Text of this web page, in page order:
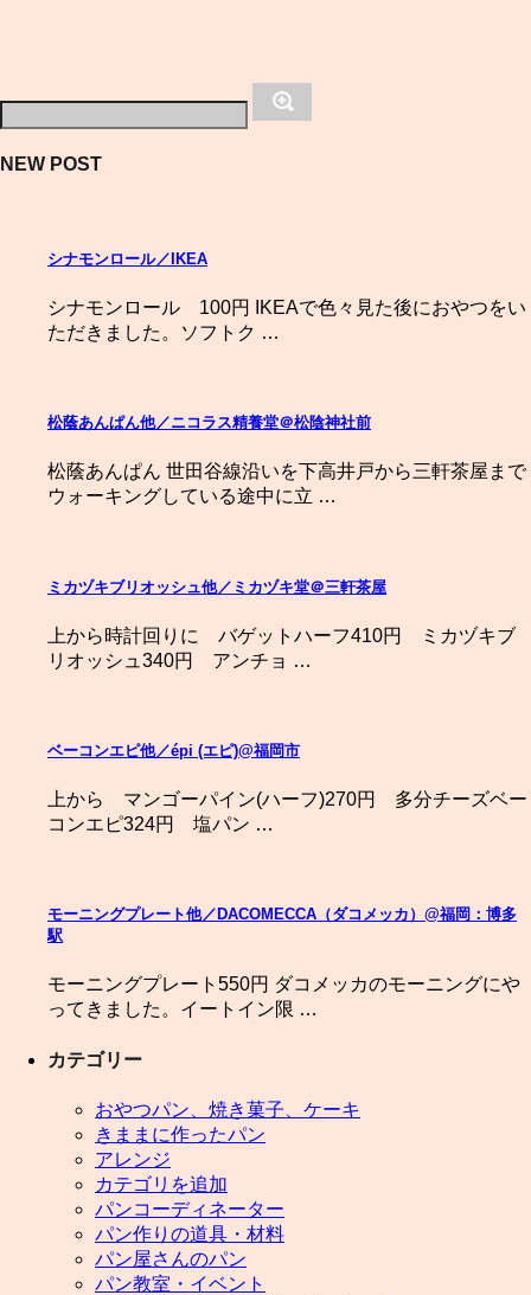
NEW POST
シナモンロール／IKEA
シナモンロール 100円 IKEAで色々見た後におやつをい
ただきました。ソフトク …
松蔭あんぱん他／ニコラス精養堂＠松陰神社前
松蔭あんぱん 世田谷線沿いを下高井戸から三軒茶屋まで
ウォーキングしている途中に立 …
ミカヅキブリオッシュ他／ミカヅキ堂＠三軒茶屋
上から時計回りに バゲットハーフ410円 ミカヅキブ
リオッシュ340円 アンチョ …
ベーコンエピ他／épi (エピ)@福岡市
上から マンゴーパイン(ハーフ)270円 多分チーズベー
コンエピ324円 塩パン …
モーニングプレート他／DACOMECCA（ダコメッカ）@福岡：博多
駅
モーニングプレート550円 ダコメッカのモーニングにや
ってきました。イートイン限 …
カテゴリー
おやつパン、焼き菓子、ケーキ
きままに作ったパン
アレンジ
カテゴリを追加
パンコーディネーター
パン作りの道具・材料
パン屋さんのパン
パン教室・イベント